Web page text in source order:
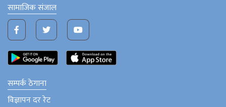
सामाजिक संजाल
सम्पर्क ठेगाना
विज्ञापन दर रेट